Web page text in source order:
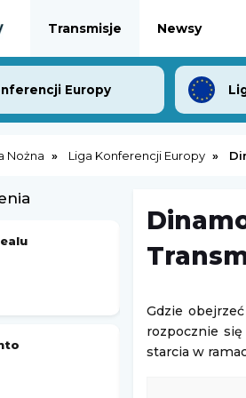
Transmisje Newsy
Europy
Nożna Liga Konferencji Europy
Challenger
Turniej ATP
Gdzie
rozpocznie
starcia w